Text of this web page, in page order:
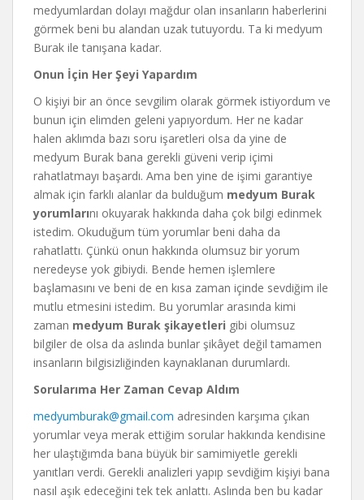
medyumlardan dolayı mağdur olan insanların haberlerini
görmek beni bu alandan uzak tutuyordu. Ta ki medyum
Burak ile tanışana kadar.
Onun İçin Her Şeyi Yapardım
O kişiyi bir an önce sevgilim olarak görmek istiyordum ve
bunun için elimden geleni yapıyordum. Her ne kadar
halen aklımda bazı soru işaretleri olsa da yine de
medyum Burak bana gerekli güveni verip içimi
rahatlatmayı başardı. Ama ben yine de işimi garantiye
almak için farklı alanlar da bulduğum medyum Burak
yorumlarını okuyarak hakkında daha çok bilgi edinmek
istedim. Okuduğum tüm yorumlar beni daha da
rahatlattı. Çünkü onun hakkında olumsuz bir yorum
neredeyse yok gibiydi. Bende hemen işlemlere
başlamasını ve beni de en kısa zaman içinde sevdiğim ile
mutlu etmesini istedim. Bu yorumlar arasında kimi
zaman medyum Burak şikayetleri gibi olumsuz
bilgiler de olsa da aslında bunlar şikâyet değil tamamen
insanların bilgisizliğinden kaynaklanan durumlardı.
Sorularıma Her Zaman Cevap Aldım
medyumburak@gmail.com adresinden karşıma çıkan
yorumlar veya merak ettiğim sorular hakkında kendisine
her ulaştığımda bana büyük bir samimiyetle gerekli
yanıtları verdi. Gerekli analizleri yapıp sevdiğim kişiyi bana
nasıl aşık edeceğini tek tek anlattı. Aslında ben bu kadar